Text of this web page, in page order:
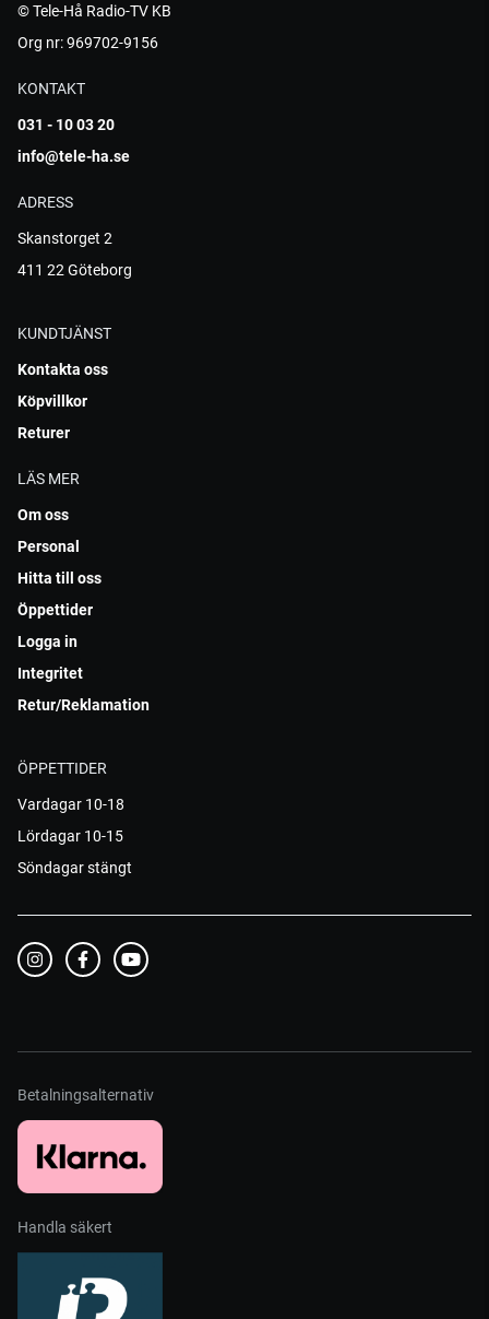
© Tele-Hå Radio-TV KB
Org nr: 969702-9156
KONTAKT
031 - 10 03 20
info@tele-ha.se
ADRESS
Skanstorget 2
411 22 Göteborg
KUNDTJÄNST
Kontakta oss
Köpvillkor
Returer
LÄS MER
Om oss
Personal
Hitta till oss
Öppettider
Logga in
Integritet
Retur/Reklamation
ÖPPETTIDER
Vardagar 10-18
Lördagar 10-15
Söndagar stängt
Betalningsalternativ
Handla säkert